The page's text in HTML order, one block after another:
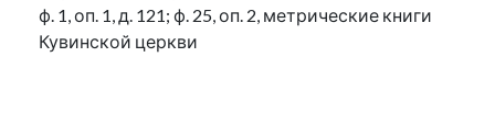
ф. 1, оп. 1, д. 121; ф. 25, оп. 2, метрические книги
Кувинской церкви